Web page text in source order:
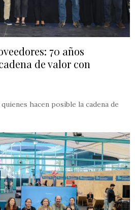
70 años
de valor con
hacen posible la cadena de